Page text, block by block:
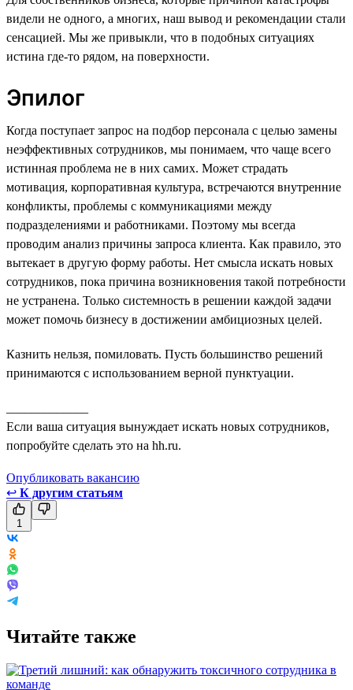
видели не одного, а многих, наш вывод и рекомендации стали
сенсацией. Мы же привыкли, что в подобных ситуациях
истина где-то рядом, на поверхности.
Эпилог
Когда поступает запрос на подбор персонала с целью замены
неэффективных сотрудников, мы понимаем, что чаще всего
истинная проблема не в них самих. Может страдать
мотивация, корпоративная культура, встречаются внутренние
конфликты, проблемы с коммуникациями между
подразделениями и работниками. Поэтому мы всегда
проводим анализ причины запроса клиента. Как правило, это
вытекает в другую форму работы. Нет смысла искать новых
сотрудников, пока причина возникновения такой потребности
не устранена. Только системность в решении каждой задачи
может помочь бизнесу в достижении амбициозных целей.
Казнить нельзя, помиловать. Пусть большинство решений
принимаются с использованием верной пунктуации.
Если ваша ситуация вынуждает искать новых сотрудников,
попробуйте сделать это на hh.ru.
Опубликовать вакансию
↩ К другим статьям
1
Читайте также